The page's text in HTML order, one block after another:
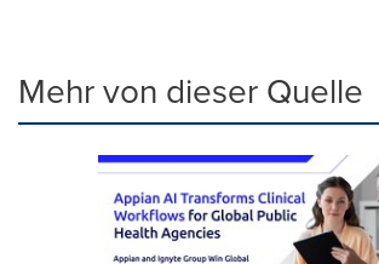
Mehr von dieser Quelle